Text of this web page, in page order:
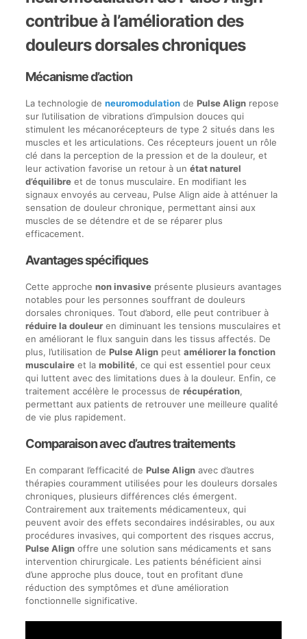
contribue à l’amélioration des
douleurs dorsales chroniques
Mécanisme d’action
La technologie de neuromodulationde Pulse Alignrepose
sur l’utilisation de vibrations d’impulsion douces qui
stimulent les mécanorécepteurs de type 2 situés dans les
muscles et les articulations. Ces récepteurs jouent un rôle
clé dans la perception de la pression et de la douleur, et
leur activation favorise un retour à un état naturel
d’équilibreet de tonus musculaire. En modifiant les
signaux envoyés au cerveau, Pulse Align aide à atténuer la
sensation de douleur chronique, permettant ainsi aux
muscles de se détendre et de se réparer plus
efficacement.
Avantages spécifiques
Cette approche non invasiveprésente plusieurs avantages
notables pour les personnes souffrant de douleurs
dorsales chroniques. Tout d’abord, elle peut contribuer à
réduire la douleuren diminuant les tensions musculaires et
en améliorant le flux sanguin dans les tissus affectés. De
plus, l’utilisation de Pulse Alignpeut améliorer la fonction
musculaireet la mobilité, ce qui est essentiel pour ceux
qui luttent avec des limitations dues à la douleur. Enfin, ce
traitement accélère le processus de récupération,
permettant aux patients de retrouver une meilleure qualité
de vie plus rapidement.
Comparaison avec d’autres traitements
En comparant l’efficacité de Pulse Alignavec d’autres
thérapies couramment utilisées pour les douleurs dorsales
chroniques, plusieurs différences clés émergent.
Contrairement aux traitements médicamenteux, qui
peuvent avoir des effets secondaires indésirables, ou aux
procédures invasives, qui comportent des risques accrus,
Pulse Alignoffre une solution sans médicaments et sans
intervention chirurgicale. Les patients bénéficient ainsi
d’une approche plus douce, tout en profitant d’une
réduction des symptômes et d’une amélioration
fonctionnelle significative.